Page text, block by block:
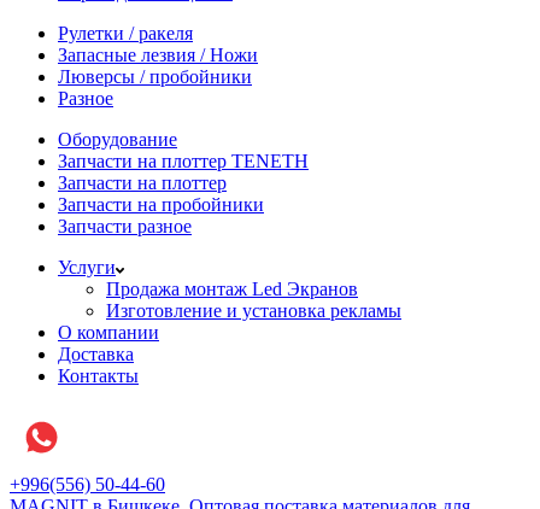
Рулетки / ракеля
Запасные лезвия / Ножи
Люверсы / пробойники
Разное
Оборудование
Запчасти на плоттер TENETH
Запчасти на плоттер
Запчасти на пробойники
Запчасти разное
Услуги
Продажа монтаж Led Экранов
Изготовление и установка рекламы
О компании
Доставка
Контакты
+996(556) 50-44-60